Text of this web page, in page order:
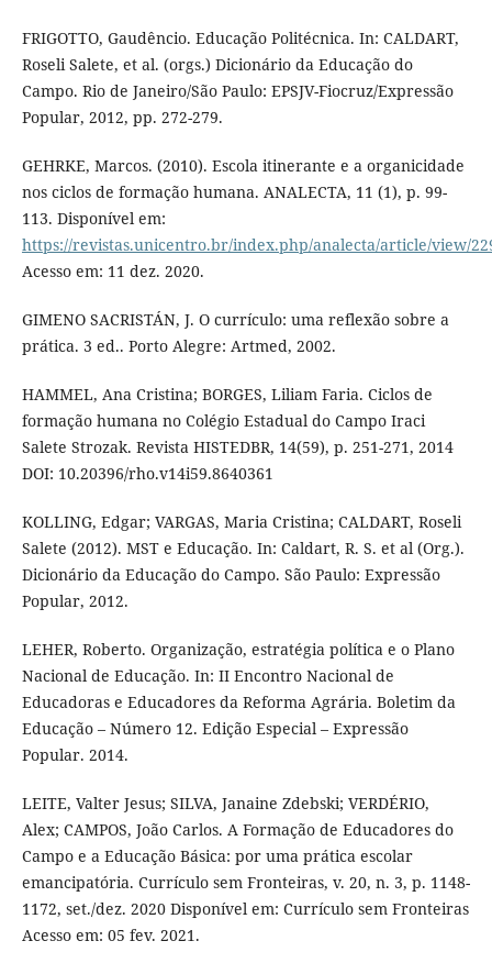
FRIGOTTO, Gaudêncio. Educação Politécnica. In: CALDART,
Roseli Salete, et al. (orgs.) Dicionário da Educação do
Campo. Rio de Janeiro/São Paulo: EPSJV-Fiocruz/Expressão
Popular, 2012, pp. 272-279.
GEHRKE, Marcos. (2010). Escola itinerante e a organicidade
nos ciclos de formação humana. ANALECTA, 11 (1), p. 99-
113. Disponível em:
https://revistas.unicentro.br/index.php/analecta/article/view/
Acesso em: 11 dez. 2020.
GIMENO SACRISTÁN, J. O currículo: uma reflexão sobre a
prática. 3 ed.. Porto Alegre: Artmed, 2002.
HAMMEL, Ana Cristina; BORGES, Liliam Faria. Ciclos de
formação humana no Colégio Estadual do Campo Iraci
Salete Strozak. Revista HISTEDBR, 14(59), p. 251-271, 2014
DOI: 10.20396/rho.v14i59.8640361
KOLLING, Edgar; VARGAS, Maria Cristina; CALDART, Roseli
Salete (2012). MST e Educação. In: Caldart, R. S. et al (Org.).
Dicionário da Educação do Campo. São Paulo: Expressão
Popular, 2012.
LEHER, Roberto. Organização, estratégia política e o Plano
Nacional de Educação. In: II Encontro Nacional de
Educadoras e Educadores da Reforma Agrária. Boletim da
Educação – Número 12. Edição Especial – Expressão
Popular. 2014.
LEITE, Valter Jesus; SILVA, Janaine Zdebski; VERDÉRIO,
Alex; CAMPOS, João Carlos. A Formação de Educadores do
Campo e a Educação Básica: por uma prática escolar
emancipatória. Currículo sem Fronteiras, v. 20, n. 3, p. 1148-
1172, set./dez. 2020 Disponível em: Currículo sem Fronteiras
Acesso em: 05 fev. 2021.